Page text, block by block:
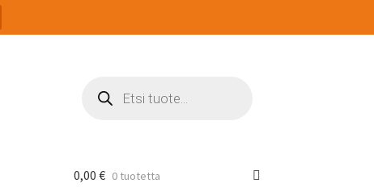
search
0,00 € 0 tuotetta